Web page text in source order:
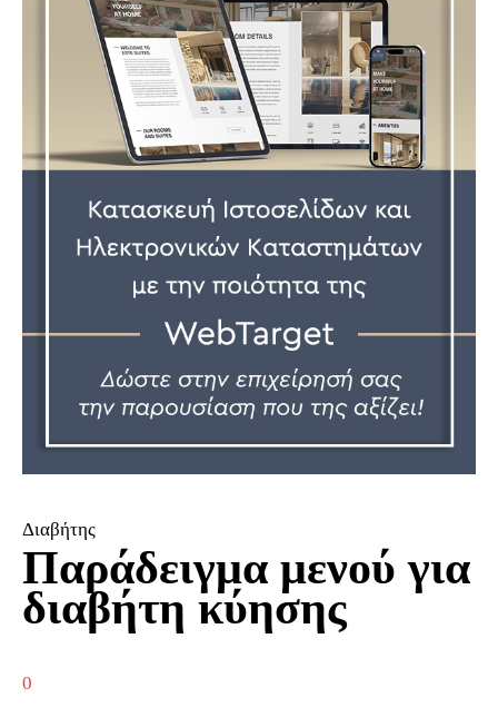
Διαβήτης
Παράδειγμα μενού για
διαβήτη κύησης
0